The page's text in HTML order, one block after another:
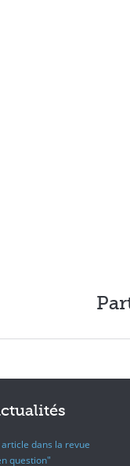
dans la revue
question"